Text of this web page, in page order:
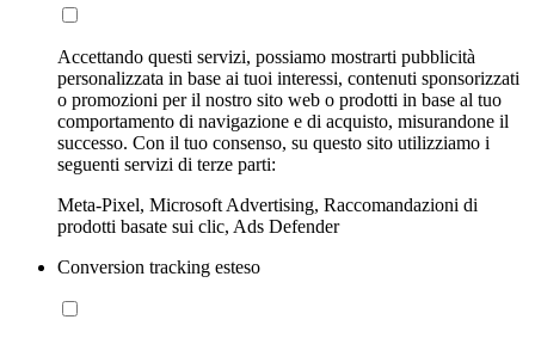
Accettando questi servizi, possiamo mostrarti pubblicità
personalizzata in base ai tuoi interessi, contenuti sponsorizzati
o promozioni per il nostro sito web o prodotti in base al tuo
comportamento di navigazione e di acquisto, misurandone il
successo. Con il tuo consenso, su questo sito utilizziamo i
seguenti servizi di terze parti:
Meta-Pixel, Microsoft Advertising, Raccomandazioni di
prodotti basate sui clic, Ads Defender
Conversion tracking esteso